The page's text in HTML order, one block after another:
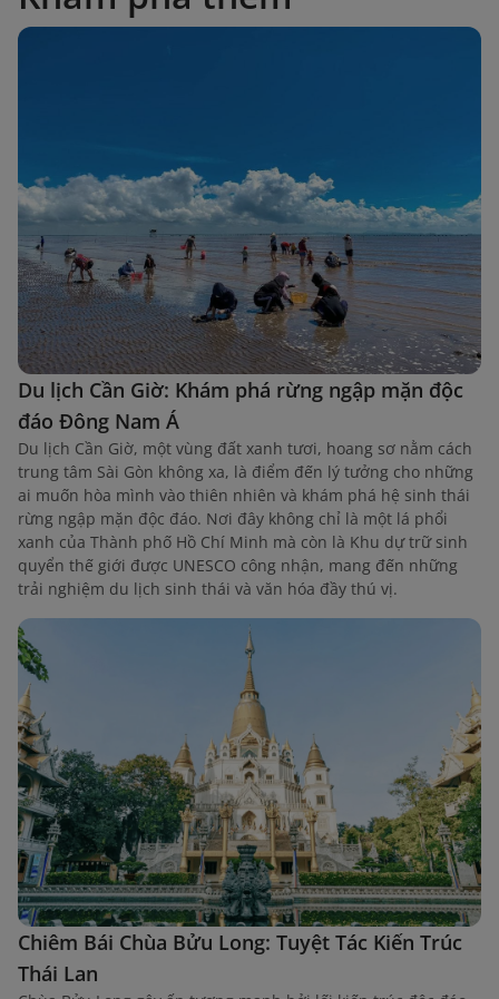
Du lịch Cần Giờ: Khám phá rừng ngập mặn độc
đáo Đông Nam Á
Du lịch Cần Giờ, một vùng đất xanh tươi, hoang sơ nằm cách
trung tâm Sài Gòn không xa, là điểm đến lý tưởng cho những
ai muốn hòa mình vào thiên nhiên và khám phá hệ sinh thái
rừng ngập mặn độc đáo. Nơi đây không chỉ là một lá phổi
xanh của Thành phố Hồ Chí Minh mà còn là Khu dự trữ sinh
quyển thế giới được UNESCO công nhận, mang đến những
trải nghiệm du lịch sinh thái và văn hóa đầy thú vị.
Chiêm Bái Chùa Bửu Long: Tuyệt Tác Kiến Trúc
Thái Lan